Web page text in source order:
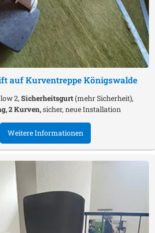
auf KurventreppeKönigswalde
2, Sicherheitsgurt(mehr Sicherheit),
2 Kurven,sicher, neue Installation
Weitere Informationen